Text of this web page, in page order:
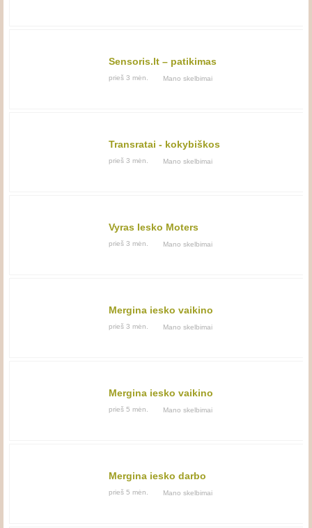
Sensoris.lt – patikimas
apsaugos sistemų paslaugų
teikėjas
prieš 3 mėn. Mano skelbimai
Transratai - kokybiškos
padangos visiems poreikiams
prieš 3 mėn. Mano skelbimai
Vyras Iesko Moters
prieš 3 mėn. Mano skelbimai
Mergina iesko vaikino
prieš 3 mėn. Mano skelbimai
Mergina iesko vaikino
prieš 5 mėn. Mano skelbimai
Mergina iesko darbo
prieš 5 mėn. Mano skelbimai